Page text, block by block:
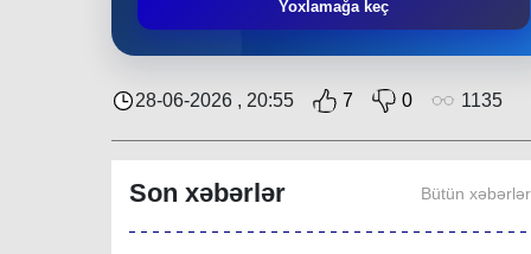
Yoxlamağa keç
28-06-2026 , 20:55 7 0 1135
Son xəbərlər Bütün xəbərlər
keçirilib
Gündəlik Xəbərlər 04-08-2026